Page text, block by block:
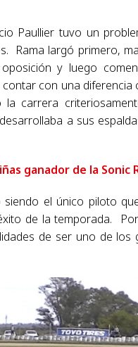
Paullier tuvo un
Rama largó primero,
y luego
con una
carrera
a sus
ganador de la Sonic
el único piloto
de la temporada.
de ser uno de